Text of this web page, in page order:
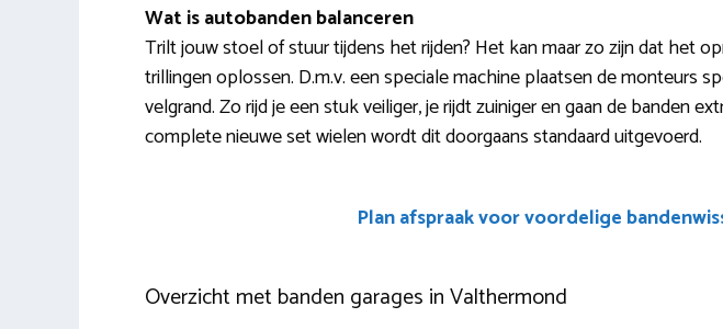
Wat is autobanden balanceren
Trilt jouw stoel of stuur tijdens het rijden? Het kan maar zo zijn dat het
trillingen oplossen. D.m.v. een speciale machine plaatsen de monteurs
velgrand. Zo rijd je een stuk veiliger, je rijdt zuiniger en gaan de banden
complete nieuwe set wielen wordt dit doorgaans standaard uitgevoerd.
Plan afspraak voor voordelige
Overzicht met banden garages in Valthermond